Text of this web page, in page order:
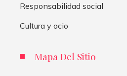
Responsabilidad social
Cultura y ocio
Mapa Del Sitio